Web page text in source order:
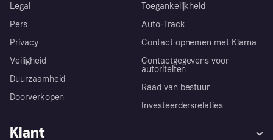
Legal
Pers
Privacy
Veiligheid
Duurzaamheid
Doorverkopen
Toegankelijkheid
Auto-Track
Contact opnemen met Klarna
Contactgegevens voor
autoriteiten
Raad van bestuur
Investeerdersrelaties
Klant